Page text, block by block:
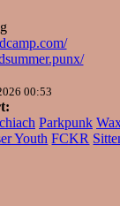
00:53
Parkpunk
Youth FCKR